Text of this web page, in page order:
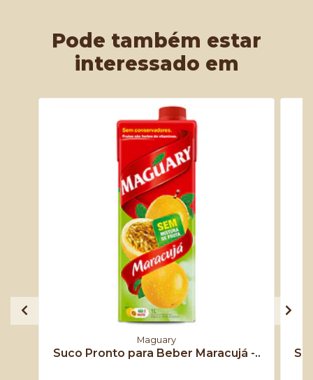
Pode também estar
interessado em
Maguary
Suco Pronto para Beber Maracujá -..